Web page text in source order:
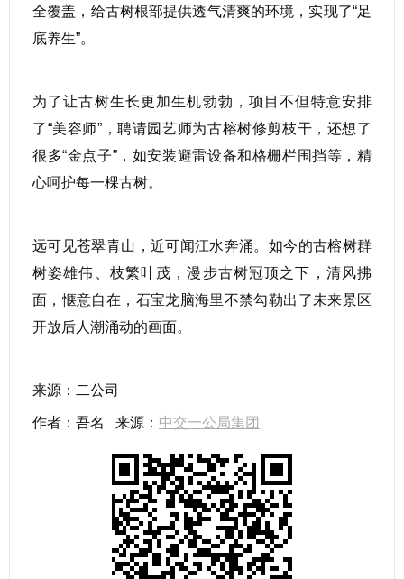
全覆盖，给古树根部提供透气清爽的环境，实现了“足
底养生”。
为了让古树生长更加生机勃勃，项目不但特意安排
了“美容师”，聘请园艺师为古榕树修剪枝干，还想了
很多“金点子”，如安装避雷设备和格栅栏围挡等，精
心呵护每一棵古树。
远可见苍翠青山，近可闻江水奔涌。如今的古榕树群
树姿雄伟、枝繁叶茂，漫步古树冠顶之下，清风拂
面，惬意自在，石宝龙脑海里不禁勾勒出了未来景区
开放后人潮涌动的画面。
来源：二公司
作者：吾名 来源： 中交一公局集团